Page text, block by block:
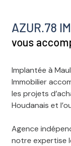
AZUR.78
vous
Implantée à
Immobilier
les projets
Houdanais et
Agence
notre expertise